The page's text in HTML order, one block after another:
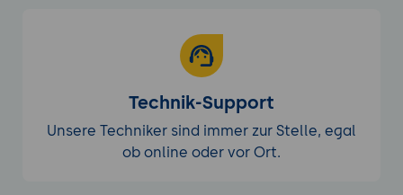
Technik-Support
Unsere Techniker sind immer zur Stelle, egal
ob online oder vor Ort.